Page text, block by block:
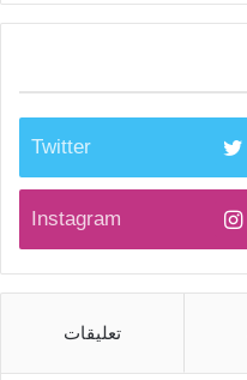
Twitter
Instagram
تعليقات